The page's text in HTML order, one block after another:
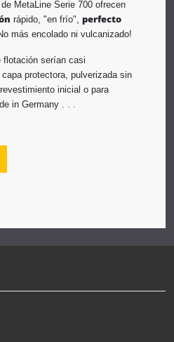
MetaLine Serie 700 ofrecen
rápido, "en frío", perfecto
más encolado ni vulcanizado!
flotación serían casi
protectora, pulverizada sin
inicial o para
in Germany . . .